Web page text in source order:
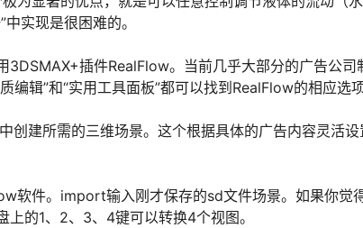
实现是很困难的。
插件RealFlow。当前几乎大部分的广告公司
编辑”和“实用工具面板”都可以找到RealFlow的相应选项
建所需的三维场景。这个根据具体的广告内容灵活设
件。import输入刚才保存的sd文件场景。如果你觉
上的1、2、3、4键可以转换4个视图。